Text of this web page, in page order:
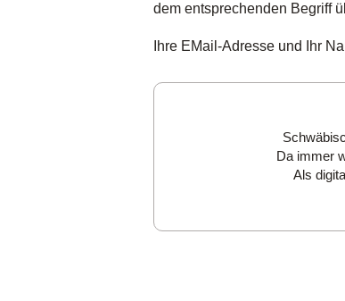
dem entsprechenden Begriff
Ihre EMail-Adresse und Ihr
Da immer
Als